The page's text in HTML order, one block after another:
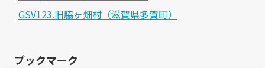
GSV123.旧脇ヶ畑村（滋賀県多賀町）
ブックマーク